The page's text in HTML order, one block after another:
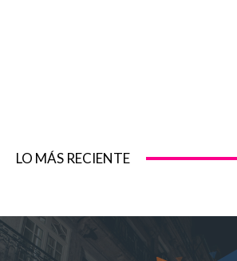
LO MÁS RECIENTE